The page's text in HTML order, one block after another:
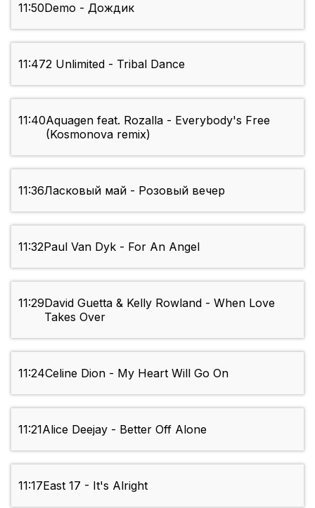
11:50Demo - Дождик
11:472 Unlimited - Tribal Dance
11:40Aquagen feat. Rozalla - Everybody's Free
(Kosmonova remix)
11:36Ласковый май - Розовый вечер
11:32Paul Van Dyk - For An Angel
11:29David Guetta & Kelly Rowland - When Love
Takes Over
11:24Celine Dion - My Heart Will Go On
11:21Alice Deejay - Better Off Alone
11:17East 17 - It's Alright